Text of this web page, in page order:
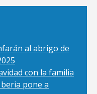
al abrigo de
con la familia
pone a